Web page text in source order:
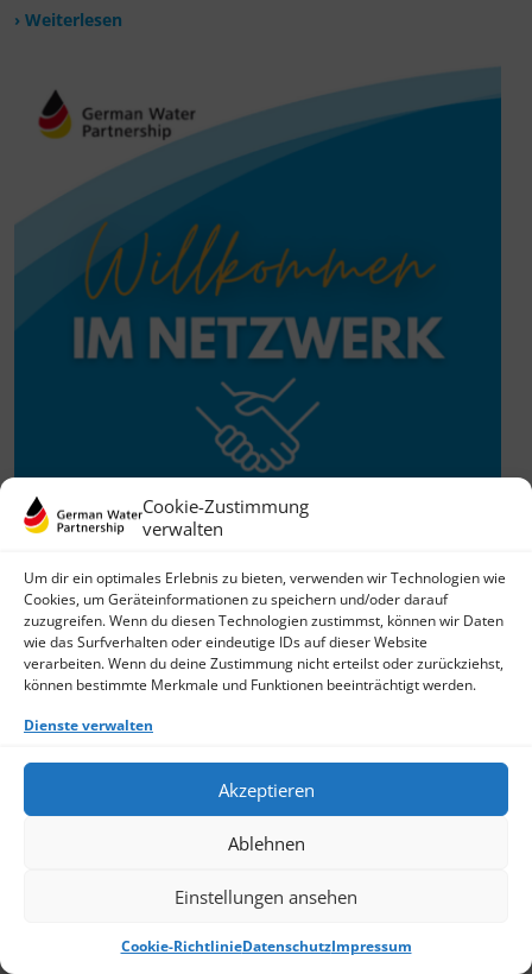
Cookie-Zustimmung
verwalten
Um dir ein optimales Erlebnis zu bieten, verwenden wir Technologien wie
Cookies, um Geräteinformationen zu speichern und/oder darauf
zuzugreifen. Wenn du diesen Technologien zustimmst, können wir Daten
wie das Surfverhalten oder eindeutige IDs auf dieser Website
verarbeiten. Wenn du deine Zustimmung nicht erteilst oder zurückziehst,
können bestimmte Merkmale und Funktionen beeinträchtigt werden.
Dienste verwalten
Akzeptieren
Ablehnen
Einstellungen ansehen
Cookie-RichtlinieDatenschutzImpressum
› Weiterlesen
Willkommen im Netzwerk
26.11.2025
GWP freut sich über Neuzuwachs: Die SKion Water GmbH
bereichert das Netzwerk als Technologie- und
Lösungsanbieter sowie Anlagenbauer im Bereich
› Weiterlesen